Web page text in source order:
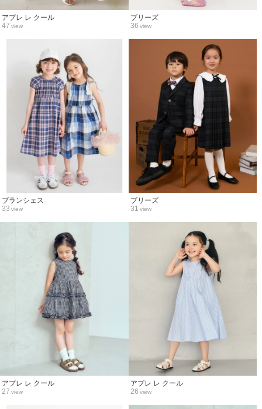
47 view
アプレ レ クール
36 view
ブリーズ
33 view
ブランシェス
31 view
ブリーズ
27 view
アプレ レ クール
26 view
アプレ レ クール